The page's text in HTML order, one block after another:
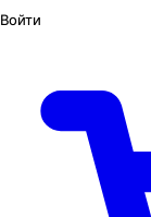
Войти